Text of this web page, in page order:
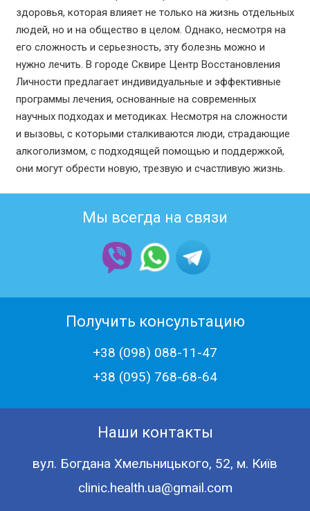
здоровья, которая влияет не только на жизнь отдельных
людей, но и на общество в целом. Однако, несмотря на
его сложность и серьезность, эту болезнь можно и
нужно лечить. В городе Сквире Центр Восстановления
Личности предлагает индивидуальные и эффективные
программы лечения, основанные на современных
научных подходах и методиках. Несмотря на сложности
и вызовы, с которыми сталкиваются люди, страдающие
алкоголизмом, с подходящей помощью и поддержкой,
они могут обрести новую, трезвую и счастливую жизнь.
Мы всегда на связи
Получить консультацию
+38 (098) 088-11-47
+38 (‎095) 768-68-64
Наши контакты
вул. Богдана Хмельницького, 52, м. Київ
clinic.health.ua@gmail.com